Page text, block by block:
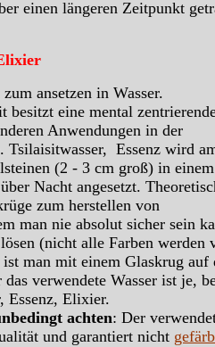
einen längeren Zeitpunkt
ansetzen in Wasser.
besitzt eine mental
Anwendungen in der
Tsilaisitwasser, Essenz wird
(2 - 3 cm groß) in
Nacht angesetzt.
zum herstellen von
man nie absolut sicher sein
(nicht alle Farben werden
man mit einem Glaskrug auf
verwendete Wasser ist je,
Essenz, Elixier.
achten: Der
und garantiert nicht